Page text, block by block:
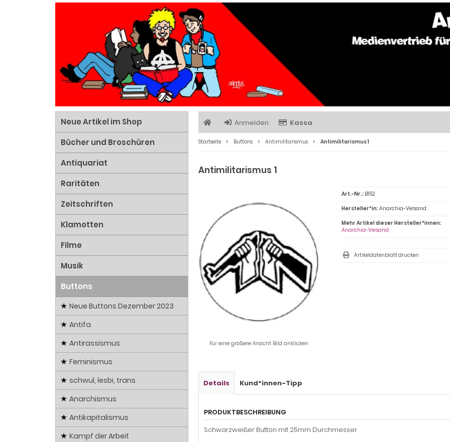
Anmelden Kassa
Startseite Buttons Antimilitarismus Antimilitarismus 1
Antimilitarismus 1
Für eine größere Ansicht Bild anklicken
Art.-Nr.: B152
Hersteller*in:Anarchia-Versand
Mehr Artikel dieser Hersteller*innen:
Anarchia-Versand
Artikeldatenblatt drucken
Details Kund*innen-Tipp
PRODUKTBESCHREIBUNG
Schwarzweißer Button mit 25mm Durchmesser
Neue Artikel im Shop
Bücher und Broschüren
Antiquariat
Raritäten
Zeitschriften
Klamotten
Filme
Musik
Buttons
Neue Buttons Dezember 2023
Antifa
Antirassismus
Feminismus
schwul, lesbi, trans
Anarchismus
Antikapitalismus
Kampf der Arbeit